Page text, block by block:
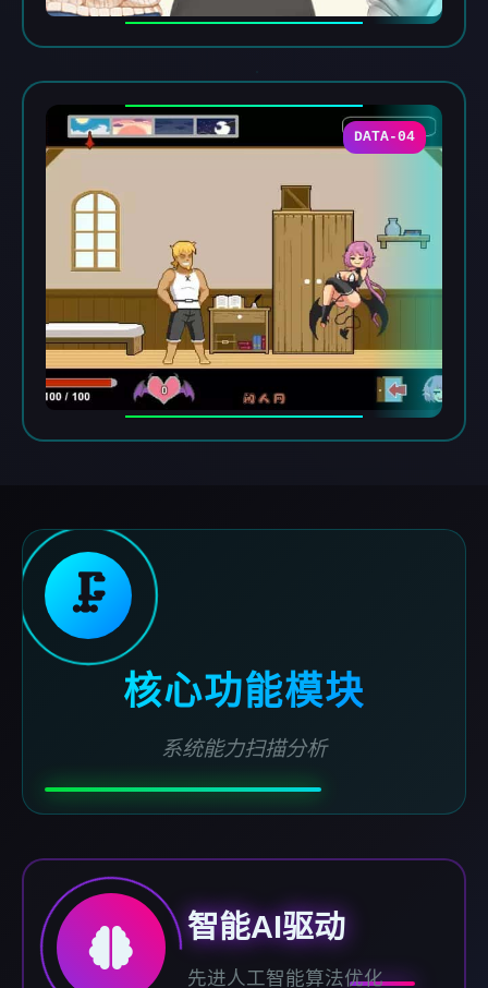
DATA-04
🗜️
核心功能模块
系统能力扫描分析
智能AI驱动
先进人工智能算法优化